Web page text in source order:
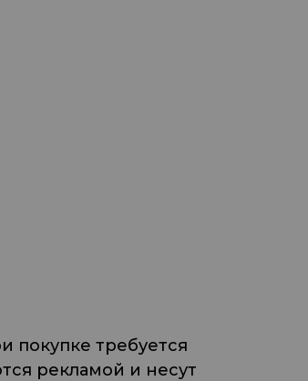
покупке требуется
рекламой и несут